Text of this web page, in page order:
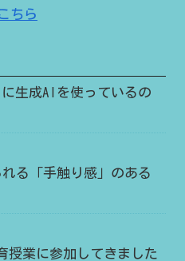
ちら
生成AIを使っているの
る「手触り感」のある
授業に参加してきました